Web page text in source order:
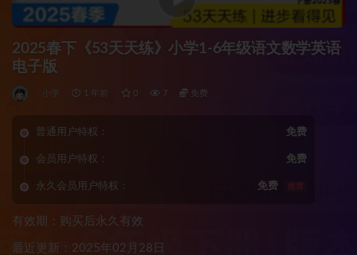
2025春下《53天天练》小学1-6年级语文数学英语
电子版
小学 1 年前 0 7 免费
普通用户特权： 免费
会员用户特权： 免费
永久会员用户特权： 免费 推荐
有效期：购买后永久有效
最近更新：2025年02月28日